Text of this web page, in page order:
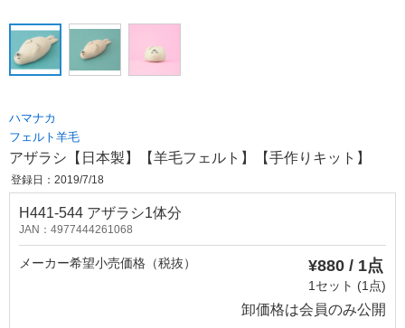
ハマナカ
フェルト羊毛
アザラシ【日本製】【羊毛フェルト】【手作りキット】
登録日：2019/7/18
H441-544 アザラシ1体分
JAN：4977444261068
メーカー希望小売価格（税抜） ¥880 / 1点
1セット (1点)
卸価格は会員のみ公開